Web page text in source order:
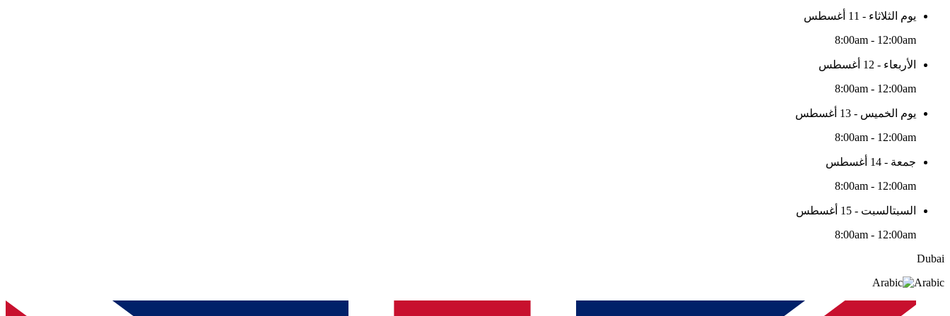
يوم الثلاثاء - 11 أغسطس
8:00am - 12:00am
الأربعاء - 12 أغسطس
8:00am - 12:00am
يوم الخميس - 13 أغسطس
8:00am - 12:00am
جمعة - 14 أغسطس
8:00am - 12:00am
السبتالسبت - 15 أغسطس
8:00am - 12:00am
Dubai
Arabic